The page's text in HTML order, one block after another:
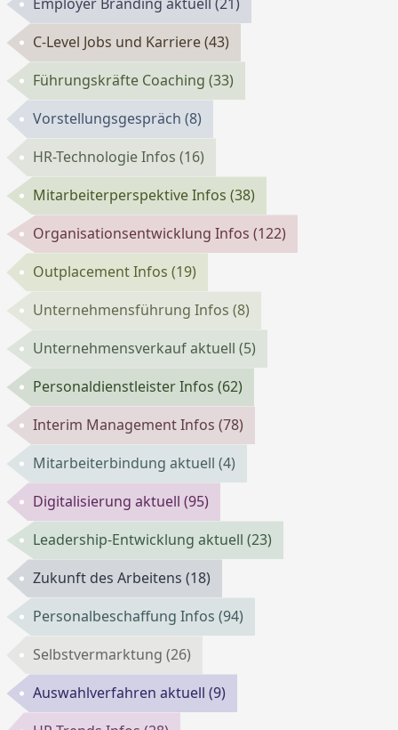
C-Level Jobs und Karriere(43)
Führungskräfte Coaching(33)
Vorstellungsgespräch(8)
HR-Technologie Infos(16)
Mitarbeiterperspektive Infos(38)
Organisationsentwicklung Infos(122)
Outplacement Infos(19)
Unternehmensführung Infos(8)
Unternehmensverkauf aktuell(5)
Personaldienstleister Infos(62)
Interim Management Infos(78)
Mitarbeiterbindung aktuell(4)
Digitalisierung aktuell(95)
Leadership-Entwicklung aktuell(23)
Zukunft des Arbeitens(18)
Personalbeschaffung Infos(94)
Selbstvermarktung(26)
Auswahlverfahren aktuell(9)